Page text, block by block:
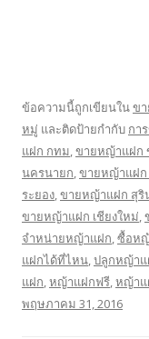
ข้อความนี้ถูกเขียนในข
หมู่ และติดป้ายกำกับ กา
แฝก กทม,ขายหญ้าแฝก
นครนายก,ขายหญ้าแฝ
ระยอง,ขายหญ้าแฝก สุริ
ขายหญ้าแฝก เชียงใหม่,
จำหน่ายหญ้าแฝก,ซื้อหญ้
แฝกได้ที่ไหน,ปลูกหญ้าแ
แฝก,หญ้าแฝกฟรี,หญ้าแ
พฤษภาคม 31, 2016